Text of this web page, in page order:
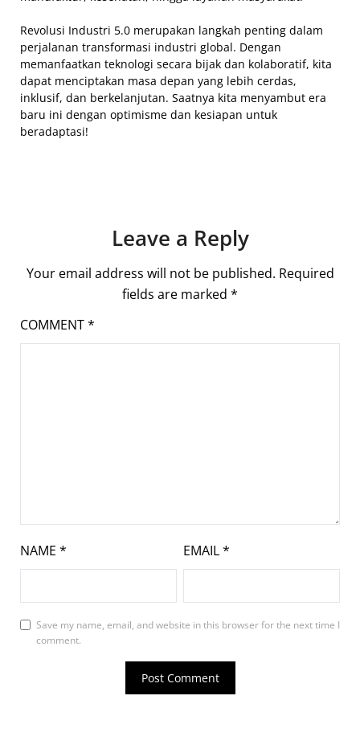
Revolusi Industri 5.0 merupakan langkah penting dalam
perjalanan transformasi industri global. Dengan
memanfaatkan teknologi secara bijak dan kolaboratif, kita
dapat menciptakan masa depan yang lebih cerdas,
inklusif, dan berkelanjutan. Saatnya kita menyambut era
baru ini dengan optimisme dan kesiapan untuk
beradaptasi!
Leave a Reply
Your email address will not be published. Required
fields are marked *
COMMENT*
NAME * EMAIL*
Save my name, email, and website in this browser for the next time I
comment.